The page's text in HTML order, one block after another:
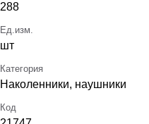
288
Ед.изм.
шт
Категория
Наколенники, наушники
Код